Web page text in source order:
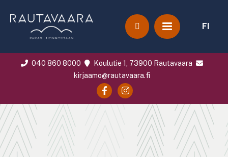
FI
040 860 8000
Koulutie 1, 73900 Rautavaara
kirjaamo@rautavaara.fi